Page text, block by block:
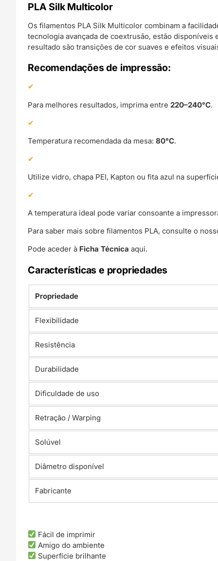
PLA Silk Multicolor
Os filamentos PLA Silk Multicolor combinam a
tecnologia avançada de coextrusão, estão
resultado são transições de cor suaves e efeitos
Recomendações de impressão:
Para melhores resultados, imprima entre 220–240°C.
Temperatura recomendada da mesa:80°C.
Utilize vidro, chapa PEI, Kapton ou fita azul na
A temperatura ideal pode variar consoante a
Para saber mais sobre filamentos PLA, consulte o
Pode aceder à Ficha Técnica aqui.
Características e propriedades
Propriedade
Flexibilidade
Resistência
Durabilidade
Dificuldade de uso
Retração / Warping
Solúvel
Diâmetro disponível
Fabricante
Fácil de imprimir
Amigo do ambiente
Superfície brilhante